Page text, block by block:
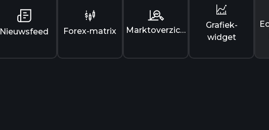
Nieuwsfeed Forex-matrix Marktoverzicht
Grafiek-
widget